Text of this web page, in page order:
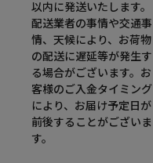
以内に発送いたします。
配送業者の事情や交通事
情、天候により、お荷物
の配送に遅延等が発生す
る場合がございます。お
客様のご入金タイミング
により、お届け予定日が
前後することがございま
す。